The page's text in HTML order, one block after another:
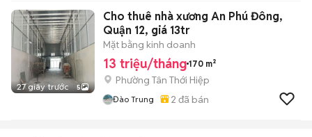
27 giây trước 5
Cho thuê nhà xương An Phú Đông,
Quận 12, giá 13tr
Mặt bằng kinh doanh
13 triệu/tháng 170 m²
Phường Tân Thới Hiệp
Đào Trung 2 đã bán